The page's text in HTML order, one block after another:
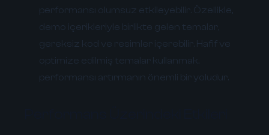
performansı olumsuz etkileyebilir. Özellikle,
demo içerikleriyle birlikte gelen temalar,
gereksiz kod ve resimler içerebilir. Hafif ve
optimize edilmiş temalar kullanmak,
performansı artırmanın önemli bir yoludur.